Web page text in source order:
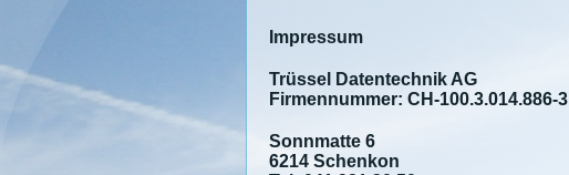
Impressum
Trüssel Datentechnik AG
Firmennummer: CH-100.3.014.886-3
Sonnmatte 6
6214 Schenkon